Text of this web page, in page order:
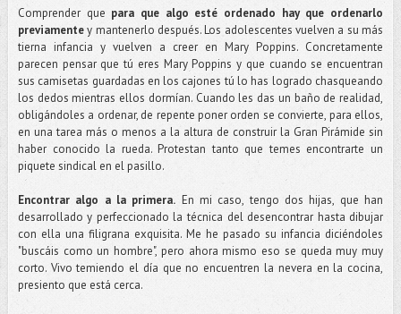
Comprender que para que algo esté ordenado hay que ordenarlo
previamentey mantenerlo después. Los adolescentes vuelven a su más
tierna infancia y vuelven a creer en Mary Poppins. Concretamente
parecen pensar que tú eres Mary Poppins y que cuando se encuentran
sus camisetas guardadas en los cajones tú lo has logrado chasqueando
los dedos mientras ellos dormían. Cuando les das un baño de realidad,
obligándoles a ordenar, de repente poner orden se convierte, para ellos,
en una tarea más o menos a la altura de construir la Gran Pirámide sin
haber conocido la rueda. Protestan tanto que temes encontrarte un
piquete sindical en el pasillo.
Encontrar algo a la primera. En mi caso, tengo dos hijas, que han
desarrollado y perfeccionado la técnica del desencontrar hasta dibujar
con ella una filigrana exquisita. Me he pasado su infancia diciéndoles
"buscáis como un hombre", pero ahora mismo eso se queda muy muy
corto. Vivo temiendo el día que no encuentren la nevera en la cocina,
presiento que está cerca.